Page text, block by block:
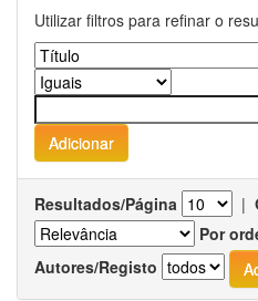
Utilizar filtros para refinar o
Resultados/Página |
Por
Autores/Registo